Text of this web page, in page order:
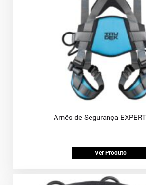
Arnês de Segurança
Ver Produto